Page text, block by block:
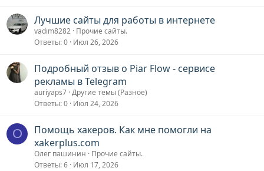
Лучшие сайты для работы в интернете
vadim8282 Прочие сайты.
Ответы 0 Июл 26, 2026
Подробный отзыв о Piar Flow - сервисе
рекламы в Telegram
auriyaps7 Другие темы (Разное)
Ответы 0 Июл 24, 2026
О
Помощь хакеров. Как мне помогли на
xakerplus.com
Олег пашинин
Прочие сайты.
Ответы 6 Июл 17, 2026